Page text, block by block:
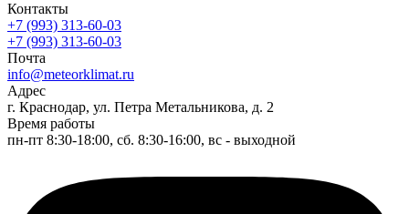
Контакты
+7 (993) 313-60-03
+7 (993) 313-60-03
Почта
info@meteorklimat.ru
Адрес
г. Краснодар, ул. Петра Метальникова, д. 2
Время работы
пн-пт 8:30-18:00, сб. 8:30-16:00, вс - выходной